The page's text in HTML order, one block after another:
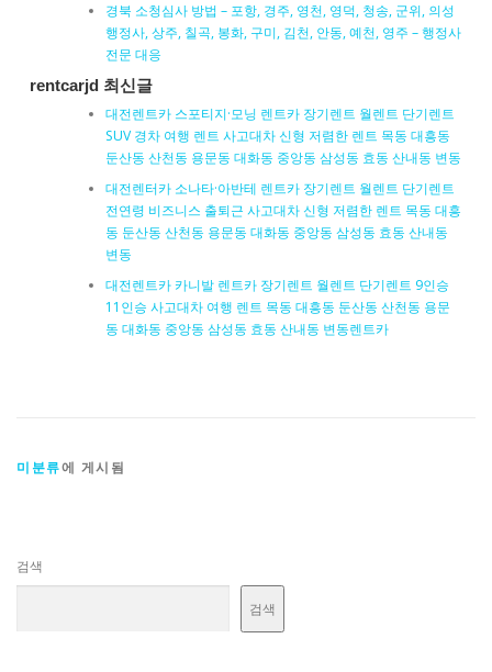
경북 소청심사 방법 – 포항, 경주, 영천, 영덕, 청송, 군위, 의성
행정사, 상주, 칠곡, 봉화, 구미, 김천, 안동, 예천, 영주 – 행정사
전문 대응
rentcarjd 최신글
대전렌트카 스포티지·모닝 렌트카 장기렌트 월렌트 단기렌트
SUV 경차 여행 렌트 사고대차 신형 저렴한 렌트 목동 대흥동
둔산동 산천동 용문동 대화동 중앙동 삼성동 효동 산내동 변동
대전렌터카 소나타·아반테 렌트카 장기렌트 월렌트 단기렌트
전연령 비즈니스 출퇴근 사고대차 신형 저렴한 렌트 목동 대흥
동 둔산동 산천동 용문동 대화동 중앙동 삼성동 효동 산내동
변동
대전렌트카 카니발 렌트카 장기렌트 월렌트 단기렌트 9인승
11인승 사고대차 여행 렌트 목동 대흥동 둔산동 산천동 용문
동 대화동 중앙동 삼성동 효동 산내동 변동렌트카
미분류에 게시됨
검색
검색